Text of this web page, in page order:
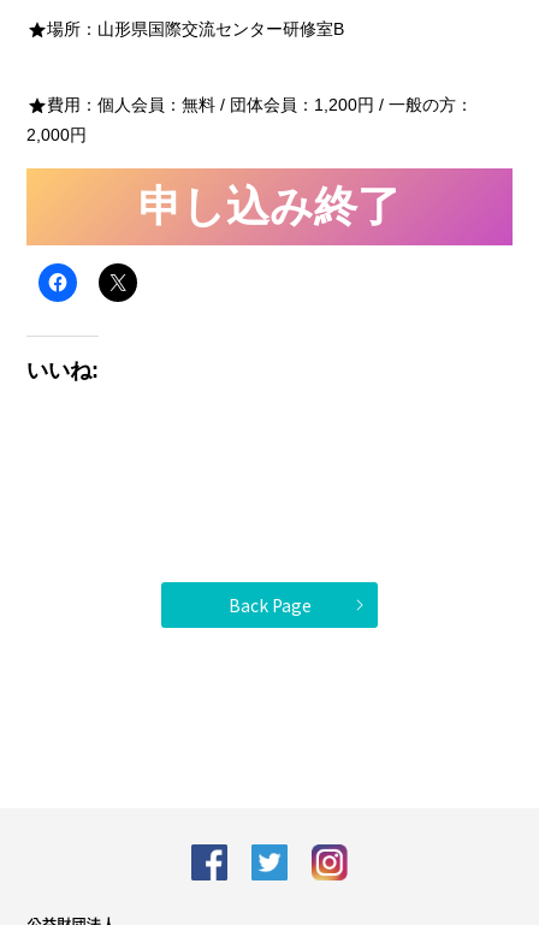
場所：山形県国際交流センター研修室B
費用：個人会員：無料 / 団体会員：1,200円 / 一般の方：
2,000円
申し込み終了
いいね:
Back Page
facebook Twitter